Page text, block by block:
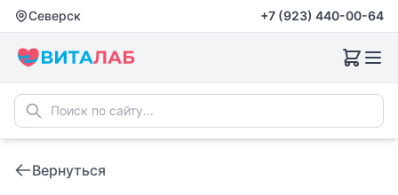
Северск +7 (923) 440-00-64
Вернуться